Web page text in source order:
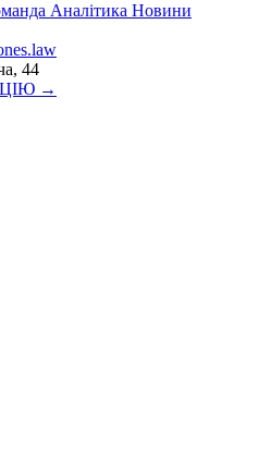
Аналітика Новини
44
→